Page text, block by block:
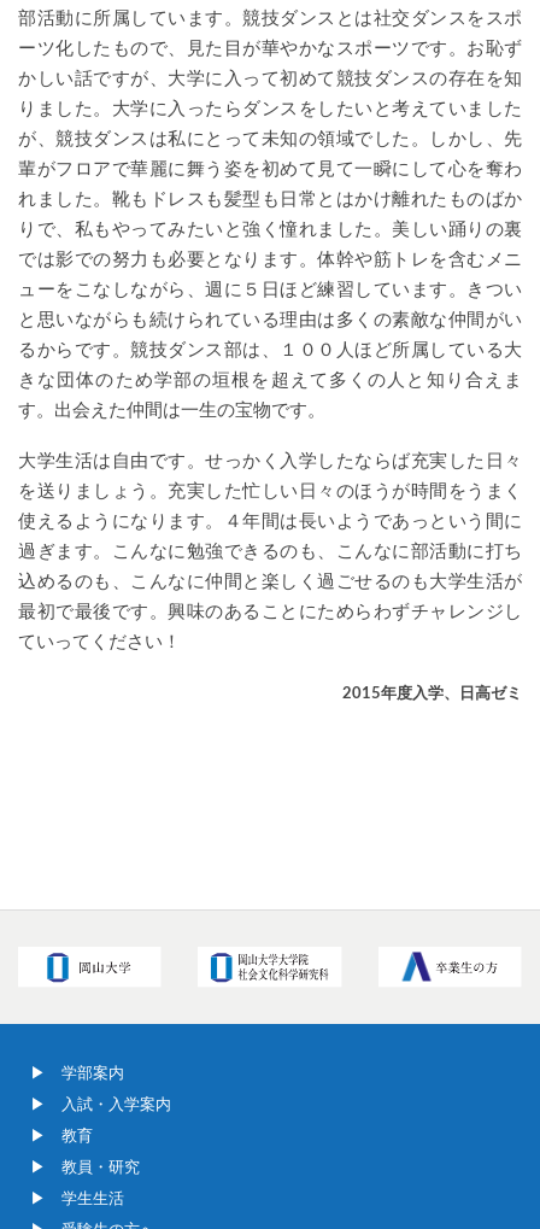
部活動に所属しています。競技ダンスとは社交ダンスをスポ
ーツ化したもので、見た目が華やかなスポーツです。お恥ず
かしい話ですが、大学に入って初めて競技ダンスの存在を知
りました。大学に入ったらダンスをしたいと考えていました
が、競技ダンスは私にとって未知の領域でした。しかし、先
輩がフロアで華麗に舞う姿を初めて見て一瞬にして心を奪わ
れました。靴もドレスも髪型も日常とはかけ離れたものばか
りで、私もやってみたいと強く憧れました。美しい踊りの裏
では影での努力も必要となります。体幹や筋トレを含むメニ
ューをこなしながら、週に５日ほど練習しています。きつい
と思いながらも続けられている理由は多くの素敵な仲間がい
るからです。競技ダンス部は、１００人ほど所属している大
きな団体のため学部の垣根を超えて多くの人と知り合えま
す。出会えた仲間は一生の宝物です。
大学生活は自由です。せっかく入学したならば充実した日々
を送りましょう。充実した忙しい日々のほうが時間をうまく
使えるようになります。４年間は長いようであっという間に
過ぎます。こんなに勉強できるのも、こんなに部活動に打ち
込めるのも、こんなに仲間と楽しく過ごせるのも大学生活が
最初で最後です。興味のあることにためらわずチャレンジし
ていってください！
2015年度入学、日高ゼミ
学部案内
入試・入学案内
教育
教員・研究
学生生活